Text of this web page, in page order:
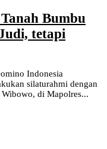
Bumbu
tetapi
Indonesia
silaturahmi dengan
di Mapolres...